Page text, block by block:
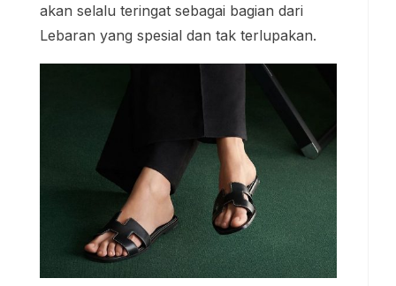
akan selalu teringat sebagai bagian dari
Lebaran yang spesial dan tak terlupakan.